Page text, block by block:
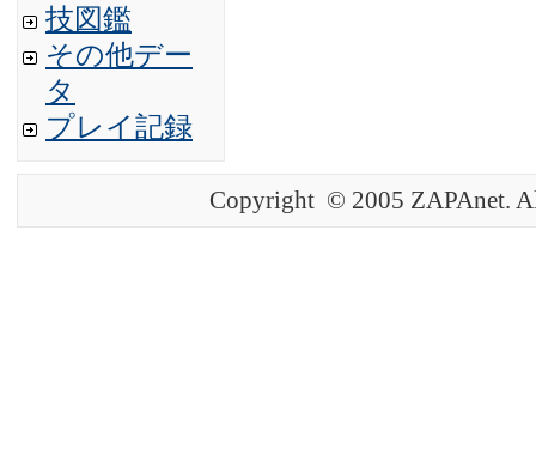
技図鑑
その他デー
タ
プレイ記録
Copyright © 2005 ZAPAnet.